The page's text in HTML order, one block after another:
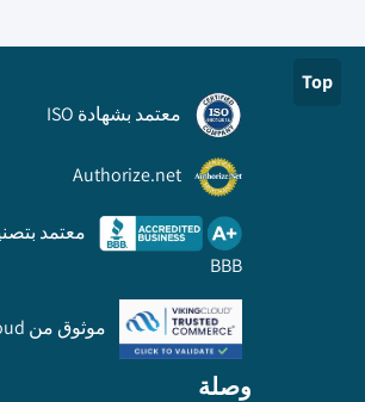
Top
معتمد بشهادة ISO
Authorize.net
BBB
موثوق من Viking Cloud
وصلة